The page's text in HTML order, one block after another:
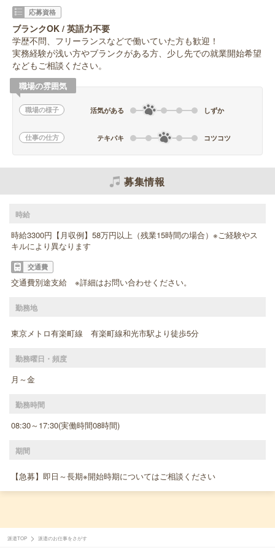
応募資格
ブランクOK / 英語力不要
学歴不問、フリーランスなどで働いていた方も歓迎！
実務経験が浅い方やブランクがある方、少し先での就業開始希望
などもご相談ください。
職場の雰囲気
職場の様子 活気がある しずか
仕事の仕方 テキパキ コツコツ
募集情報
時給
時給3300円【月収例】58万円以上（残業15時間の場合）※ご経験やス
キルにより異なります
交通費
交通費別途支給 ※詳細はお問い合わせください。
勤務地
東京メトロ有楽町線 有楽町線和光市駅より徒歩5分
勤務曜日・頻度
月～金
勤務時間
08:30～17:30(実働時間08時間)
期間
【急募】即日～長期※開始時期についてはご相談ください
派遣TOP 派遣のお仕事をさがす